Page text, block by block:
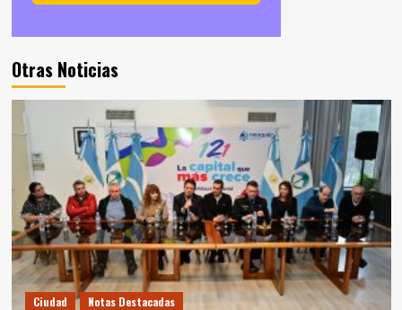
Otras Noticias
Ciudad Notas Destacadas